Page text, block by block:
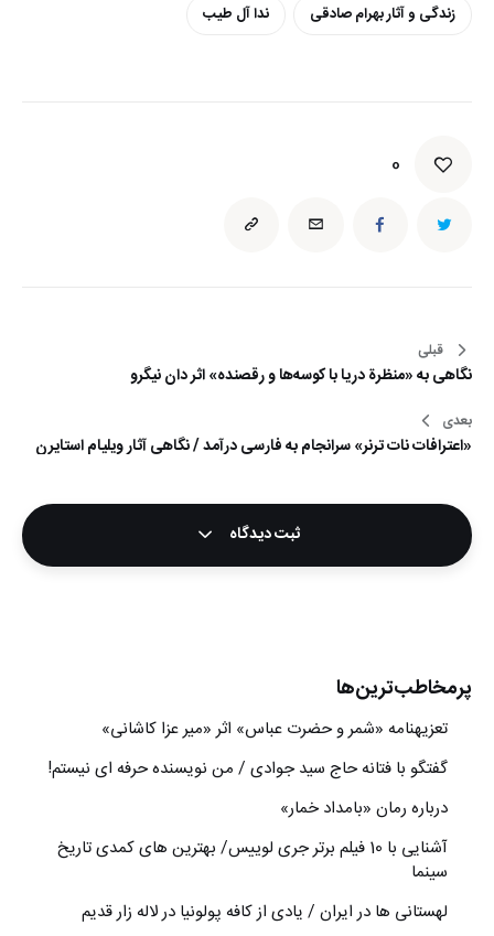
زندگی و آثار بهرام صادقی
ندا آل طیب
0
راهبری
نوشته
قبلی
نگاهی به «منظرة دریا با کوسه‌ها و رقصنده» اثر دان نیگرو
بعدی
«اعترافات نات ترنر» سرانجام به فارسی درآمد / نگاهی آثار ویلیام استایرن
ثبت دیدگاه
پرمخاطب‌ترین‌ها
تعزیه‎نامه‏ «شمر و حضرت عباس» اثر «میر عزا کاشانی»
گفتگو با فتانه حاج سید جوادی / من نویسنده حرفه ای نیستم!
درباره رمان «بامداد خمار»
آشنایی با 10 فیلم برتر جری لوییس/ بهترین های کمدی تاریخ
سینما
لهستانی ها در ایران / یادی از کافه پولونیا در لاله زار قدیم